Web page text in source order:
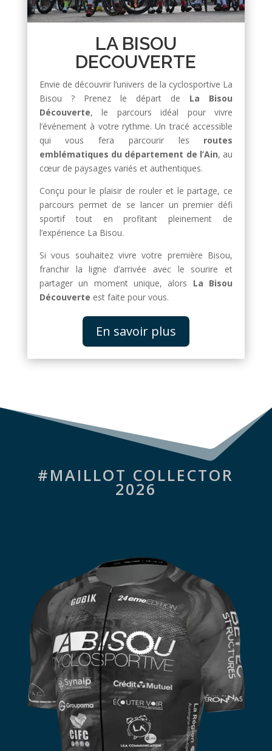
LA BISOU
DECOUVERTE
Envie de découvrir l’univers de la cyclosportive La
Bisou ? Prenez le départ de La Bisou
Découverte, le parcours idéal pour vivre
l’événement à votre rythme. Un tracé accessible
qui vous fera parcourir les routes
emblématiques du département de l’Ain, au
cœur de paysages variés et authentiques.
Conçu pour le plaisir de rouler et le partage, ce
parcours permet de se lancer un premier défi
sportif tout en profitant pleinement de
l’expérience La Bisou.
Si vous souhaitez vivre votre première Bisou,
franchir la ligne d’arrivée avec le sourire et
partager un moment unique, alors La Bisou
Découverte est faite pour vous.
En savoir plus
#MAILLOT COLLECTOR
2026